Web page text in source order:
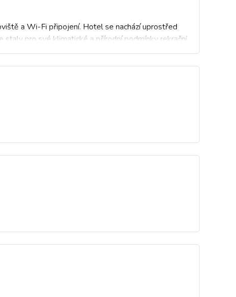
a Wi-Fi připojení. Hotel se nachází uprostřed
staly pro své klimatické a přírodní podmínky rekrační